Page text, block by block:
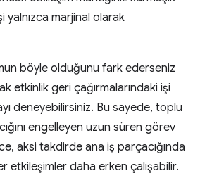
yalnızca marjinal olarak
böyle olduğunu fark ederseniz
etkinlik geri çağırmalarındaki işi
deneyebilirsiniz. Bu sayede, toplu
engelleyen uzun süren görev
aksi takdirde ana iş parçacığında
etkileşimler daha erken çalışabilir.